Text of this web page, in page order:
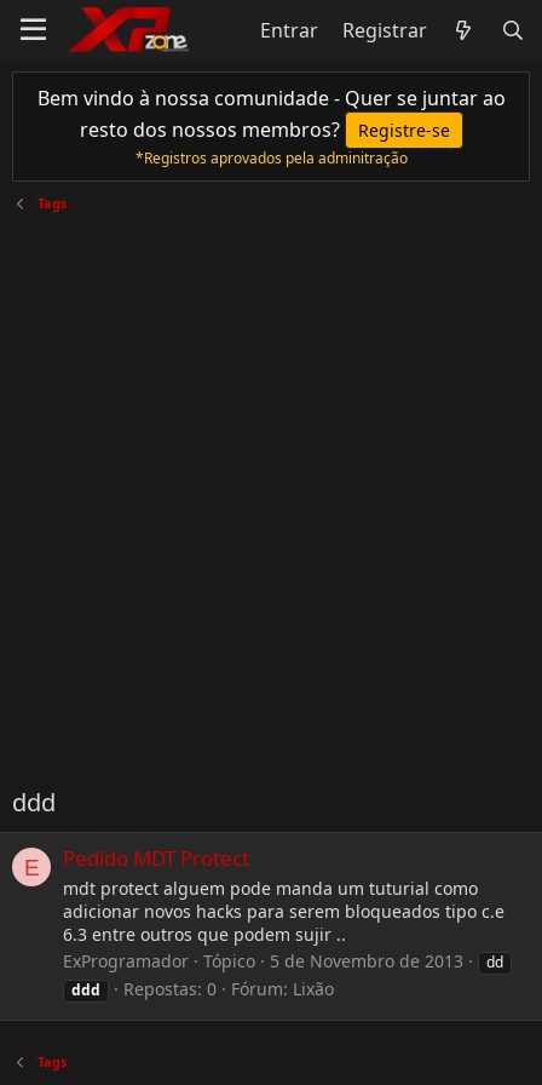
Entrar Registrar
Bem vindo à nossa comunidade - Quer se juntar ao
resto dos nossos membros?
Registre-se
*Registros aprovados pela adminitração
Tags
ddd
E Pedido MDT Protect
mdt protect alguem pode manda um tuturial como
adicionar novos hacks para serem bloqueados tipo c.e
6.3 entre outros que podem sujir ..
ExProgramador
Tópico 5 de Novembro de 2013
dd
ddd
Repostas: 0 Fórum: Lixão
Tags